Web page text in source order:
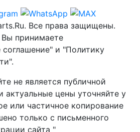
Все права защищены.
Вы принимаете
соглашение" и "Политику
не является публичной
актуальные цены уточняйте у
или частичное копирование
только с письменного
сайта "